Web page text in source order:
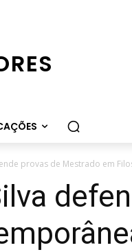
provas de Mestrado em